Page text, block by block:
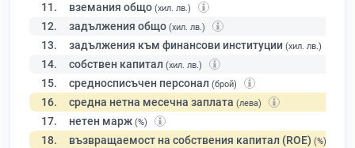
11. вземания общо (хил. лв.)
12. задължения общо (хил. лв.)
13. задължения към финансови институции (хил. лв.)
14. собствен капитал (хил. лв.)
15. средносписъчен персонал (брой)
16. средна нетна месечна заплата (лева)
17. нетен марж (%)
18. възвращаемост на собствения капитал (ROE) (%)